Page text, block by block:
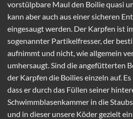
vorstülpbare Maul den Boilie quasi
kann aber auch aus einer sicheren
eingesaugt werden. Der Karpfen ist
sogenannter Partikelfresser, der
aufnimmt und nicht, wie allgemein
umhersaugt. Sind die angefütterten
der Karpfen die Boilies einzeln auf.
dass er durch das Füllen seiner
Schwimmblasenkammer in die
und in dieser unsere Köder gezielt